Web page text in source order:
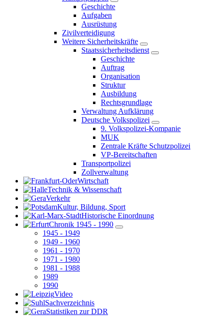
Geschichte
Aufgaben
Ausrüstung
Zivilverteidigung
Weitere Sicherheitskräfte
Staatssicherheitsdienst
Geschichte
Auftrag
Organisation
Struktur
Ausbildung
Rechtsgrundlage
Verwaltung Aufklärung
Deutsche Volkspolizei
9. Volkspolizei-Kompanie
MUK
Zentrale Kräfte Schutzpolizei
VP-Bereitschaften
Transportpolizei
Zollverwaltung
Wirtschaft
Technik & Wissenschaft
Verkehr
Kultur, Bildung, Sport
Historische Einordnung
Chronik 1945 - 1990
1945 - 1949
1949 - 1960
1961 - 1970
1971 - 1980
1981 - 1988
1989
1990
Video
Sachverzeichnis
Statistiken zur DDR